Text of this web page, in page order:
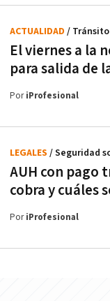
El viernes a la
para salida de
ACTUALIDAD / Tránsito
PoriProfesional
AUH con pago
cobra y cuáles
LEGALES / Seguridad
PoriProfesional